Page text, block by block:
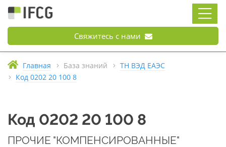
Свяжитесь с нами
Главная База знаний
ТН ВЭД ЕАЭС
Код 0202 20 100 8
Код 0202 20 100 8
ПРОЧИЕ "КОМПЕНСИРОВАННЫЕ"